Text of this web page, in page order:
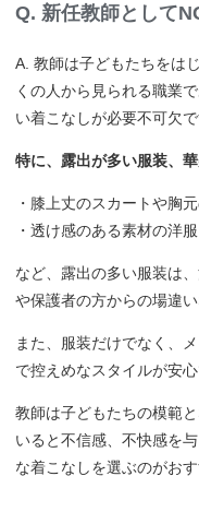
Q. 新任教師として
A. 教師は子どもたちをは
くの人から見られる職業
い着こなしが必要不可欠で
特に、露出が多い服装、
・膝上丈のスカートや胸
・透け感のある素材の洋服
など、露出の多い服装は
や保護者の方からの場違
また、服装だけでなく、
で控えめなスタイルが安心
教師は子どもたちの模範
いると不信感、不快感を
な着こなしを選ぶのがおす